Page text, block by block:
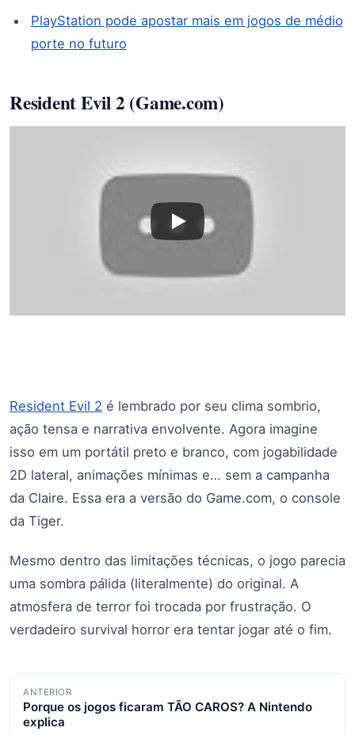
PlayStation pode apostar mais em jogos de médio
porte no futuro
Resident Evil 2 (Game.com)
Resident Evil 2 é lembrado por seu clima sombrio,
ação tensa e narrativa envolvente. Agora imagine
isso em um portátil preto e branco, com jogabilidade
2D lateral, animações mínimas e… sem a campanha
da Claire. Essa era a versão do Game.com, o console
da Tiger.
Mesmo dentro das limitações técnicas, o jogo parecia
uma sombra pálida (literalmente) do original. A
atmosfera de terror foi trocada por frustração. O
verdadeiro survival horror era tentar jogar até o fim.
Navegação
de
ANTERIOR
Porque os jogos ficaram TÃO CAROS? A Nintendo
explica